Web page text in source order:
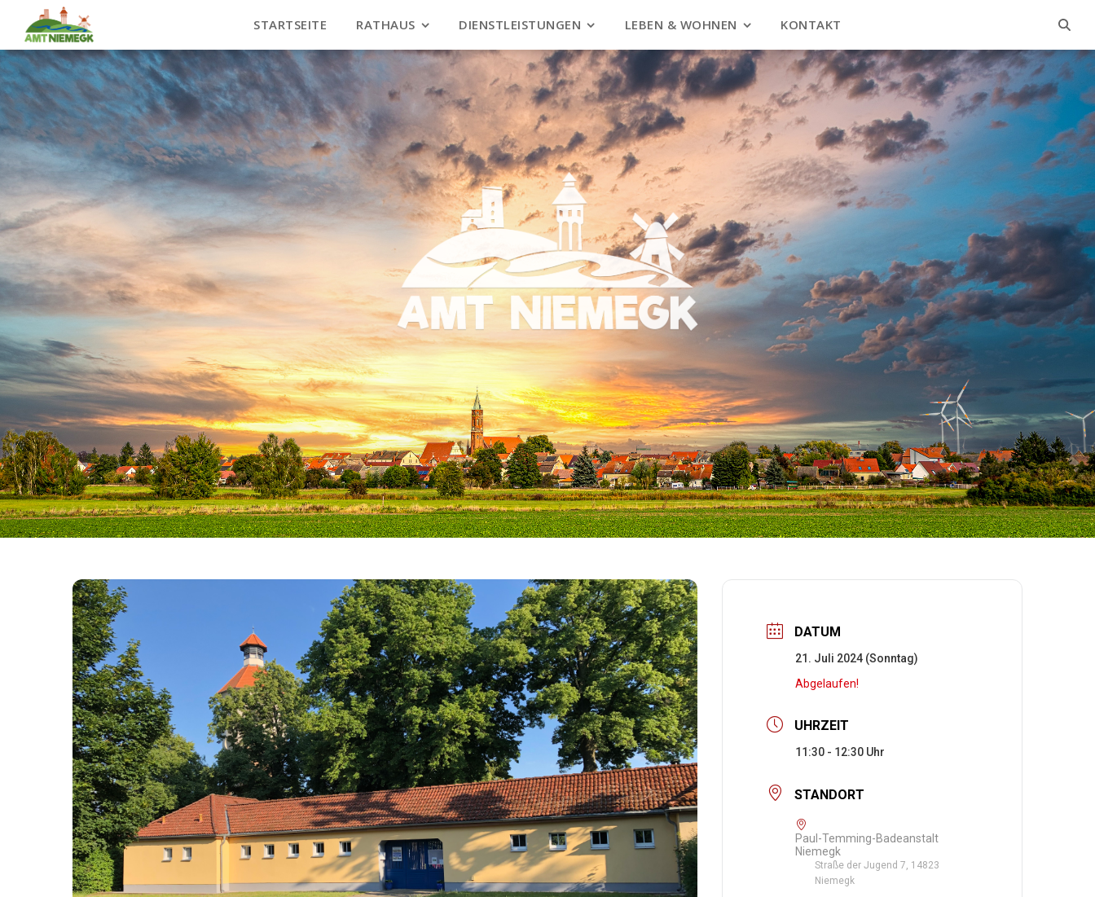
STARTSEITE RATHAUS DIENSTLEISTUNGEN LEBEN & WOHNEN KONTAKT
DATUM
21. Juli 2024 (Sonntag)
Abgelaufen!
UHRZEIT
11:30 - 12:30
STANDORT
Paul-Temming-Badeanstalt
Niemegk
Straße der Jugend 7, 14823
Niemegk